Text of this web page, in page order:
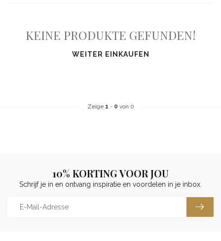
KEINE PRODUKTE GEFUNDEN!
WEITER EINKAUFEN
Zeige 1 - 0 von 0
10% KORTING VOOR JOU
Schrijf je in en ontvang inspiratie en voordelen in je inbox.